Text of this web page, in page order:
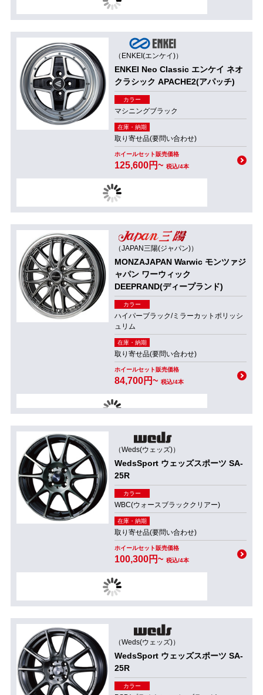
（ENKEI(エンケイ)）
ENKEI Neo Classic エンケイ ネオ
クラシック APACHE2(アパッチ)
カラー
マシニングブラック
在庫・納期
取り寄せ品(要問い合わせ)
ホイールセット販売価格
125,600円~ 税込/4本
（JAPAN三陽(ジャパン)）
MONZAJAPAN Warwic モンツァジ
ャパン ワーウィック
DEEPRAND(ディープランド)
カラー
ハイパーブラック/ミラーカットポリッシ
ュリム
在庫・納期
取り寄せ品(要問い合わせ)
ホイールセット販売価格
84,700円~ 税込/4本
（Weds(ウェッズ)）
WedsSport ウェッズスポーツ SA-
25R
カラー
WBC(ウォースブラッククリアー)
在庫・納期
取り寄せ品(要問い合わせ)
ホイールセット販売価格
100,300円~ 税込/4本
（Weds(ウェッズ)）
WedsSport ウェッズスポーツ SA-
25R
カラー